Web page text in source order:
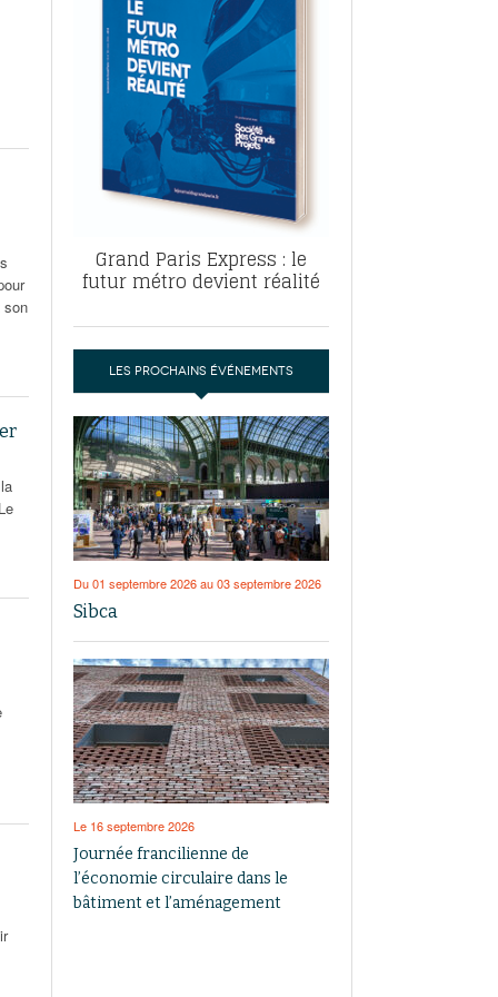
ABF, ZAC : F. Vauglin détaille sa
pour l’urbanisme parisien- 17
de la tech et de la finance
marché de la location de luxe-
son
Grand Paris Express : le
futur métro devient réalité
LES PROCHAINS ÉVÉNEMENTS
Du 01 septembre 2026 au 03 septembre 2026
Sibca
Le 16 septembre 2026
Journée francilienne de
l’économie circulaire dans le
bâtiment et l’aménagement